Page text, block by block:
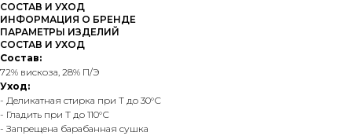
СОСТАВ И УХОД
ИНФОРМАЦИЯ О БРЕНДЕ
ПАРАМЕТРЫ ИЗДЕЛИЙ
СОСТАВ И УХОД
Состав:
72% вискоза, 28% П/Э
Уход:
- Деликатная стирка при T до 30°С
- Гладить при T до 110°С
- Запрещена барабанная сушка